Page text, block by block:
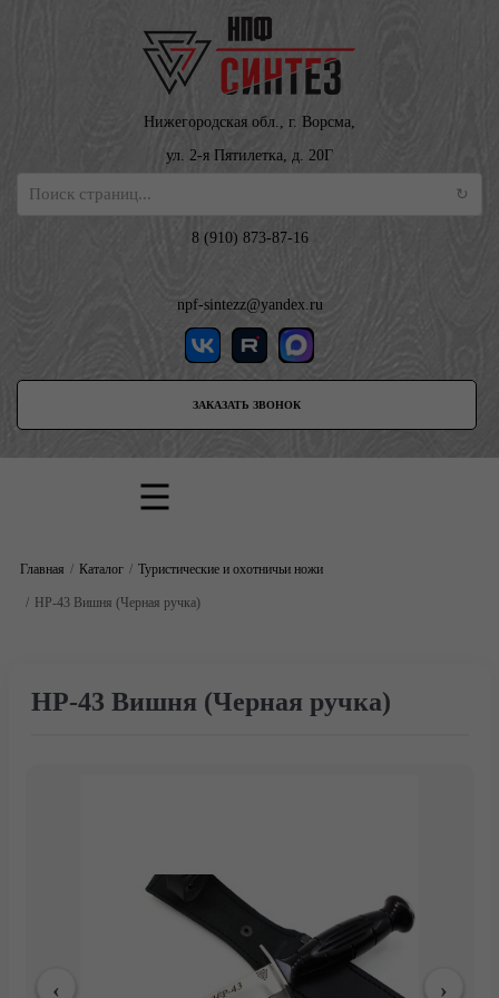
Нижегородская обл., г. Ворсма,
ул. 2-я Пятилетка, д. 20Г
8 (910) 873-87-16
npf-sintezz@yandex.ru
ЗАКАЗАТЬ ЗВОНОК
Главная Каталог Туристические и охотничьи ножи
НР-43 Вишня (Черная ручка)
НР-43 Вишня (Черная ручка)